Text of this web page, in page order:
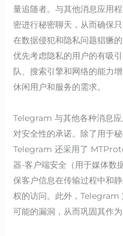
量追随者。与其他消息应用
密进行秘密聊天，从而确保
在数据侵犯和隐私问题猖獗
优先考虑隐私的用户的有吸
队、搜索引擎和网络的能力
休闲用户和服务的需求。
Telegram 与其他各种消息
对安全性的承诺。除了用于
Telegram 还采用了
器-客户端安全（用于媒体数
保客户信息在传输过程中和
权的访问。此外，Telegram
可能的漏洞，从而巩固其作为